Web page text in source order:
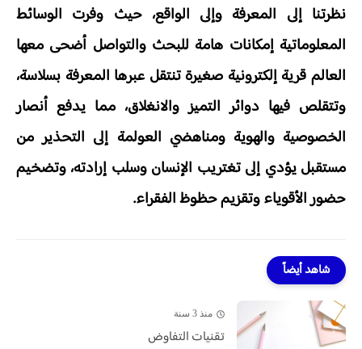
نظرتنا إلى المعرفة وإلى الواقع، حيث وفرت الوسائط
المعلوماتية إمكانات هامة للبحث والتواصل أضحى معها
العالم قرية إلكترونية صغيرة تنتقل عبرها المعرفة بسلاسة،
وتتقلص فيها دوائر التميز والانغلاق، مما يدفع أنصار
الخصوصية والهوية ومناهضي العولمة إلى التحذير من
مستقبل يؤدي إلى تغتريب الإنسان وسلب إرادته، وتضخيم
حضور الأقوياء وتقزيم حظوظ الفقراء.
شاهد أيضاً
منذ 3 سنة
تقنيات التفاوض